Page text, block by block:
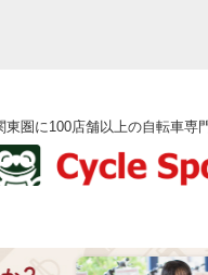
東圏に100店舗以上の自転車専